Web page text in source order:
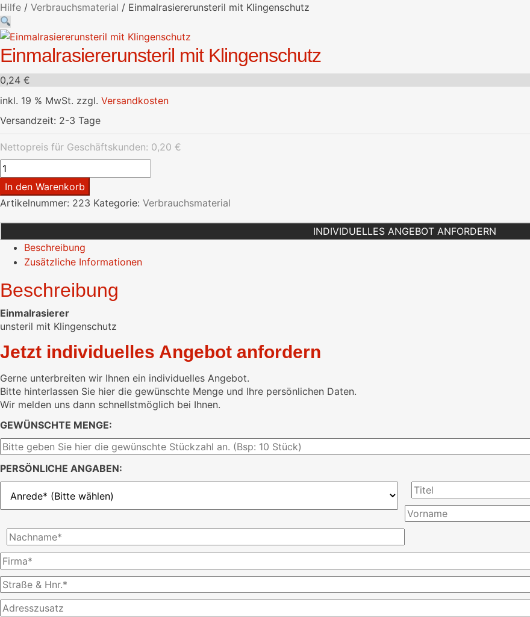
Hilfe / Verbrauchsmaterial / Einmalrasiererunsteril mit Klingenschutz
Einmalrasiererunsteril mit Klingenschutz
0,24 €
inkl. 19 % MwSt. zzgl. Versandkosten
Versandzeit: 2-3 Tage
Nettopreis für Geschäftskunden: 0,20 €
Einmalrasiererunsteril
mit
Klingenschutz
Menge
In den Warenkorb
Artikelnummer: 223 Kategorie: Verbrauchsmaterial
INDIVIDUELLES ANGEBOT ANFORDERN
Beschreibung
Zusätzliche Informationen
Beschreibung
Einmalrasierer
unsteril mit Klingenschutz
Jetzt individuelles Angebot anfordern
Gerne unterbreiten wir Ihnen ein individuelles Angebot.
Bitte hinterlassen Sie hier die gewünschte Menge und Ihre persönlichen Daten.
Wir melden uns dann schnellstmöglich bei Ihnen.
GEWÜNSCHTE MENGE:
PERSÖNLICHE ANGABEN: